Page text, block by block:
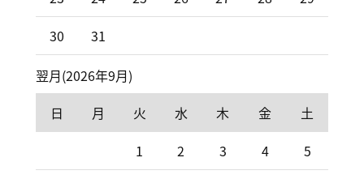
30
31
翌月(2026年9月)
日
月 火 水 木 金
土
1
2 3 4
5